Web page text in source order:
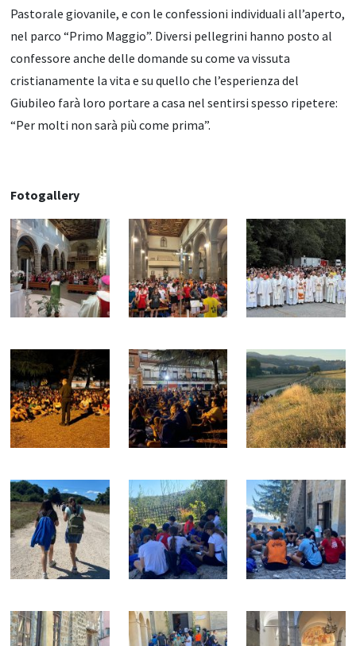
Pastorale giovanile, e con le confessioni individuali all’aperto,
nel parco “Primo Maggio”. Diversi pellegrini hanno posto al
confessore anche delle domande su come va vissuta
cristianamente la vita e su quello che l’esperienza del
Giubileo farà loro portare a casa nel sentirsi spesso ripetere:
“Per molti non sarà più come prima”.
Fotogallery